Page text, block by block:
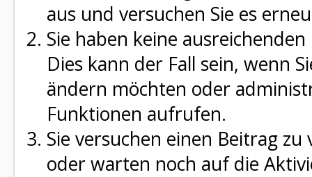
aus und versuchen Sie es
Sie haben keine
Dies kann der Fall sein, wenn
ändern möchten oder
Funktionen aufrufen.
Sie versuchen einen Beitrag
oder warten noch auf die